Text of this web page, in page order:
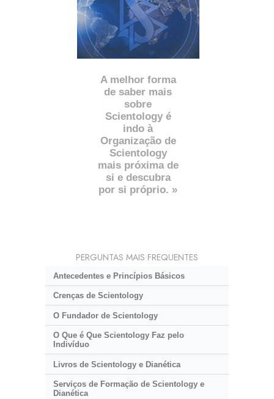
A melhor forma
de saber mais
sobre
Scientology é
indo à
Organização de
Scientology
mais próxima de
si e descubra
por si próprio. »
PERGUNTAS MAIS FREQUENTES
Antecedentes e Princípios Básicos
Crenças de Scientology
O Fundador de Scientology
O Que é Que Scientology Faz pelo
Indivíduo
Livros de Scientology e Dianética
Serviços de Formação de Scientology e
Dianética